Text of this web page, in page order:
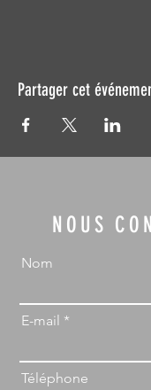
Partager cet
NOUS
Nom
E-mail
Téléphone